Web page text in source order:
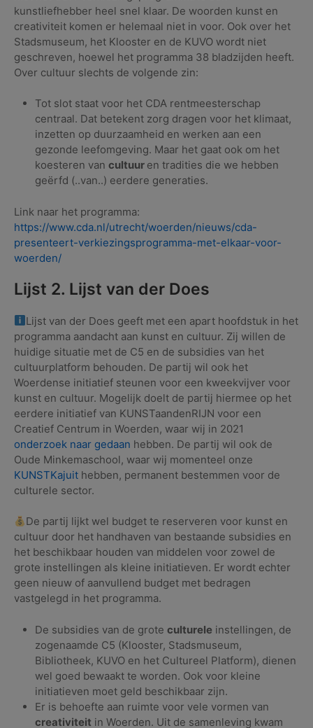
kunstliefhebber heel snel klaar. De woorden kunst en
creativiteit komen er helemaal niet in voor. Ook over het
Stadsmuseum, het Klooster en de KUVO wordt niet
geschreven, hoewel het programma 38 bladzijden heeft.
Over cultuur slechts de volgende zin:
Tot slot staat voor het CDA rentmeesterschap
centraal. Dat betekent zorg dragen voor het klimaat,
inzetten op duurzaamheid en werken aan een
gezonde leefomgeving. Maar het gaat ook om het
koesteren van cultuur en tradities die we hebben
geërfd (..van..) eerdere generaties.
Link naar het programma:
https://www.cda.nl/utrecht/woerden/nieuws/cda-
presenteert-verkiezingsprogramma-met-elkaar-voor-
woerden/
Lijst 2. Lijst van der Does
Lijst van der Does geeft met een apart hoofdstuk in het
programma aandacht aan kunst en cultuur. Zij willen de
huidige situatie met de C5 en de subsidies van het
cultuurplatform behouden. De partij wil ook het
Woerdense initiatief steunen voor een kweekvijver voor
kunst en cultuur. Mogelijk doelt de partij hiermee op het
eerdere initiatief van KUNSTaandenRIJN voor een
Creatief Centrum in Woerden, waar wij in 2021
onderzoek naar gedaan hebben. De partij wil ook de
Oude Minkemaschool, waar wij momenteel onze
KUNSTKajuit hebben, permanent bestemmen voor de
culturele sector.
De partij lijkt wel budget te reserveren voor kunst en
cultuur door het handhaven van bestaande subsidies en
het beschikbaar houden van middelen voor zowel de
grote instellingen als kleine initiatieven. Er wordt echter
geen nieuw of aanvullend budget met bedragen
vastgelegd in het programma.
De subsidies van de grote culturele instellingen, de
zogenaamde C5 (Klooster, Stadsmuseum,
Bibliotheek, KUVO en het Cultureel Platform), dienen
wel goed bewaakt te worden. Ook voor kleine
initiatieven moet geld beschikbaar zijn.
Er is behoefte aan ruimte voor vele vormen van
creativiteit in Woerden. Uit de samenleving kwam